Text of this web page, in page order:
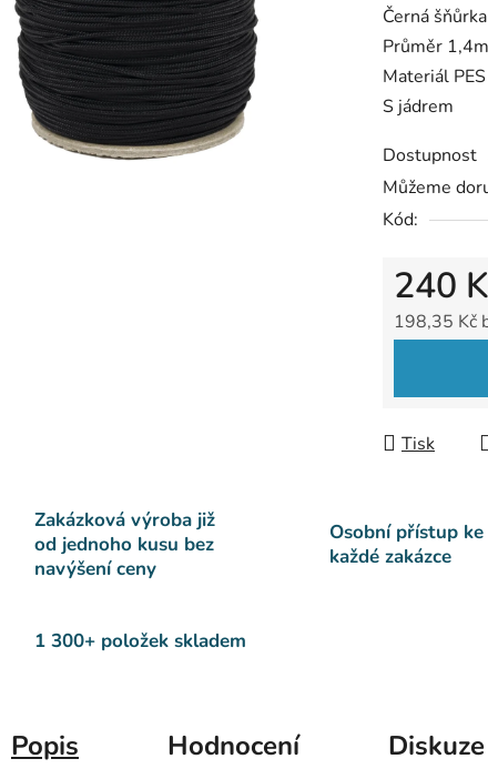
produktu
je
0,0
z
5
Černá
Průměr
Materiál PES
S jádrem
Dostupnost
Můžeme
Kód:
240
198,35 Kč
Tisk
Zakázková výroba již
od jednoho kusu bez
navýšení ceny
Osobní přístup ke
každé zakázce
1 300+ položek skladem
Popis Hodnocení Diskuze